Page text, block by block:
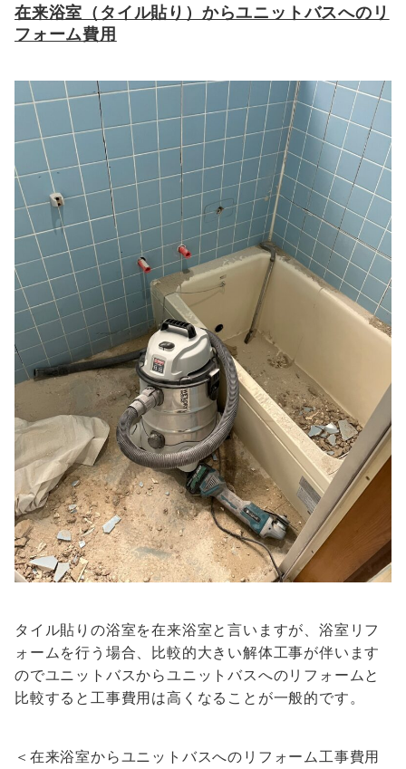
在来浴室（タイル貼り）からユニットバスへのリ
フォーム費用
タイル貼りの浴室を在来浴室と言いますが、浴室リフ
ォームを行う場合、比較的大きい解体工事が伴います
のでユニットバスからユニットバスへのリフォームと
比較すると工事費用は高くなることが一般的です。
＜在来浴室からユニットバスへのリフォーム工事費用